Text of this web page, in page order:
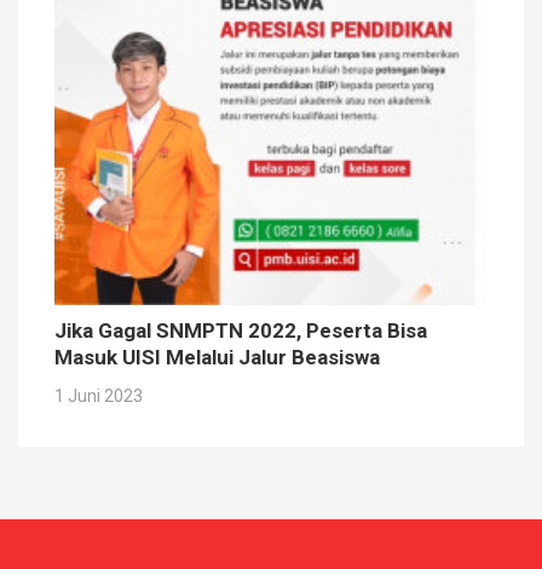
Jika Gagal SNMPTN 2022, Peserta Bisa
Masuk UISI Melalui Jalur Beasiswa
1 Juni 2023